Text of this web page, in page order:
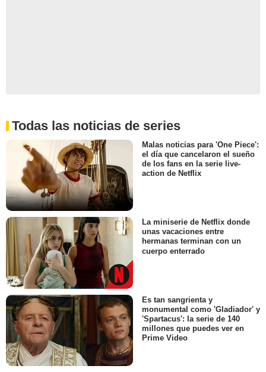
Todas las noticias de series
Malas noticias para 'One Piece':
el día que cancelaron el sueño
de los fans en la serie live-
action de Netflix
La miniserie de Netflix donde
unas vacaciones entre
hermanas terminan con un
cuerpo enterrado
Es tan sangrienta y
monumental como 'Gladiador' y
'Spartacus': la serie de 140
millones que puedes ver en
Prime Video